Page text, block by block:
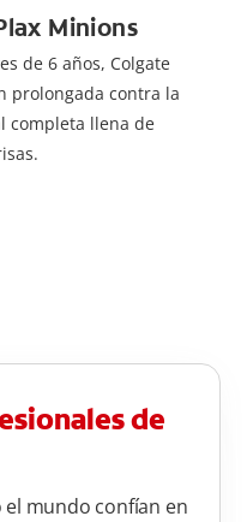
Minions
de 6 años, Colgate
prolongada contra la
completa llena de
de
mundo confían en